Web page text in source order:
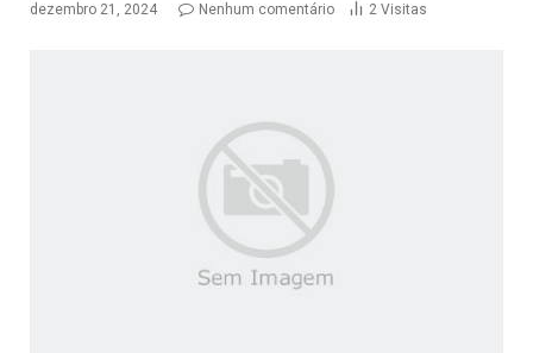
dezembro 21, 2024 Nenhum comentário 2 Visitas